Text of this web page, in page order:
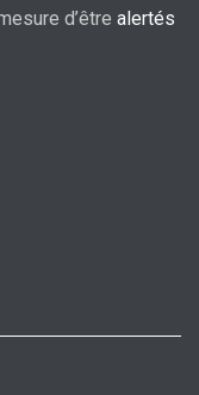
d’être alertés